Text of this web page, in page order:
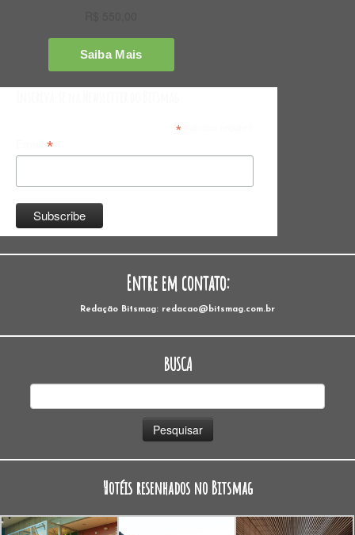
*indicates required
*
Entre em contato:
Redação Bitsmag: redacao@bitsmag.com.br
BUSCA
Hotéis resenhados no Bitsmag